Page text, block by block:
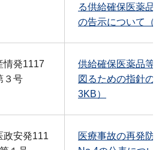
る供給確保医薬品
の告示について（
情発1117
３号
供給確保医薬品等
図るための指針
3KB）
政安発111
医療事故の再発防